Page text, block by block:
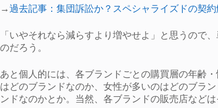
→過去記事：集団訴訟か？スペシャライズドの契約
「いやそれなら減らすより増やせよ」と思うので
のだろう。
あと個人的には、各ブランドごとの購買層の年齢
はどのブランドなのか、女性が多いのはどのブラ
ンドなのかとか。当然、各ブランドの販売店など